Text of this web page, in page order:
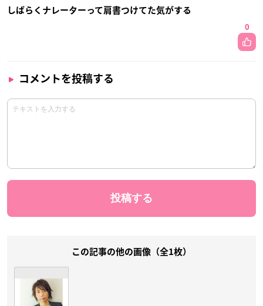
しばらくナレーターって肩書つけてた気がする
0
コメントを投稿する
この記事の他の画像（全1枚）